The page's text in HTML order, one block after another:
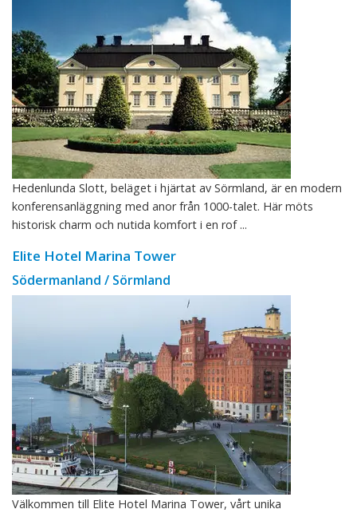
Hedenlunda Slott, beläget i hjärtat av Sörmland, är en modern
konferensanläggning med anor från 1000-talet. Här möts
historisk charm och nutida komfort i en rof ...
Elite Hotel Marina Tower
Södermanland / Sörmland
Välkommen till Elite Hotel Marina Tower, vårt unika